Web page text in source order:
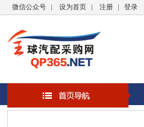
微信公众号 设为首页 注册 登录